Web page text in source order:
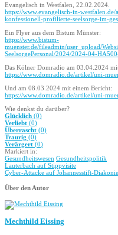
Evangelisch in Westfalen, 22.02.2024.
https://www.evangelisch-in-
konfessionell-profilierte-seelsorge-im-
Ein Flyer aus dem Bistum Münster:
https://www.bistum-
muenster.de/fileadmin/user_upload/
SeelsorgePersonal/2024/2024-04-
Das Kölner Domradio am 03.04.2024
https://www.domradio.de/artikel/uni-
Und am 08.03.2024 mit einem Bericht:
https://www.domradio.de/artikel/uni-
Wie denkst du darüber?
Glücklich (0)
Verliebt (0)
Überrascht (0)
Traurig (0)
Verärgert (0)
Markiert in:
Gesundheitswesen Gesundheitspolitik
Lauterbach auf Stippvisite
Cyber-Attacke auf Johannesstift-
Über den Autor
Mechthild Eissing